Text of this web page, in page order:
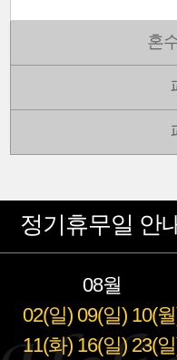
혼
정기휴무일 안
08월
02(일) 09(일) 10(
11(화) 16(일) 23(